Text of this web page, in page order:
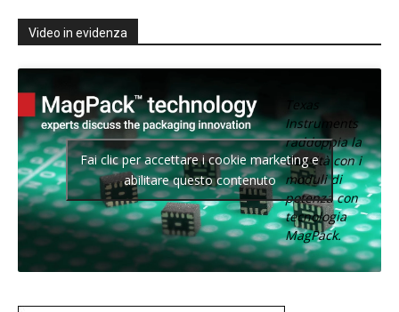
Video in evidenza
Texas
Instruments
raddoppia la
densità con i
moduli di
potenza con
tecnologia
MagPack.
Fai clic per accettare i cookie marketing e
abilitare questo contenuto